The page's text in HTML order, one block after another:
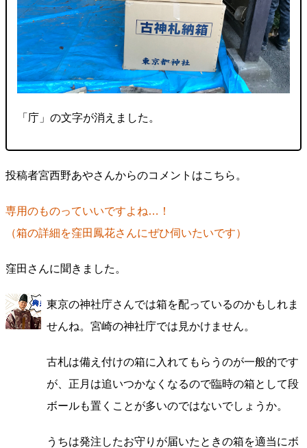
「庁」の文字が消えました。
投稿者宮西野あやさんからのコメントはこちら。
専用のものっていいですよね…！
（箱の詳細を窪田鳳花さんにぜひ伺いたいです）
窪田さんに聞きました。
東京の神社庁さんでは箱を配っているのかもしれま
せんね。宮崎の神社庁では見かけません。
古札は備え付けの箱に入れてもらうのが一般的です
が、正月は追いつかなくなるので臨時の箱として段
ボールも置くことが多いのではないでしょうか。
うちは発注したお守りが届いたときの箱を適当にボ